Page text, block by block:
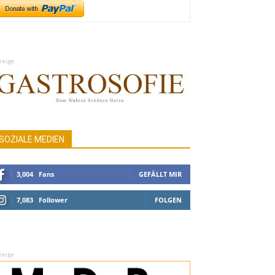
MEDIEN
3,004 Fans GEFÄLLT MIR
7,083 Follower FOLGEN